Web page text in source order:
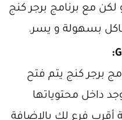
مع برنامج برجر كنج
بسهولة و يسر.
برجر كنج يتم فتح
داخل محتوياتها
أقرب فرع لك بالإضافة